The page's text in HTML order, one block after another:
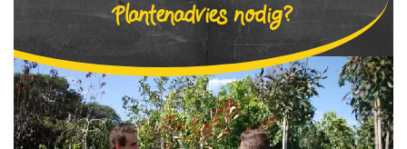
Plantenadvies nodig?